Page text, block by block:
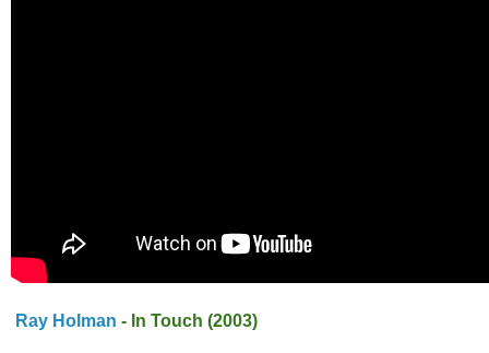
Ray Holman - In Touch (2003)